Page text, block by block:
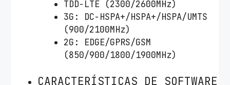
TDD-LTE (2300/2600MHz)
3G: DC-HSPA+/HSPA+/HSPA/UMTS
(900/2100MHz)
2G: EDGE/GPRS/GSM
(850/900/1800/1900MHz)
CARACTERÍSTICAS DE SOFTWARE